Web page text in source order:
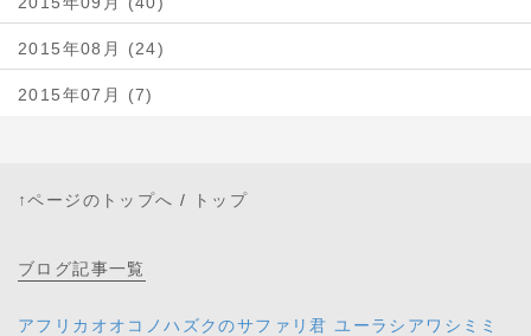
2015年08月 (24)
2015年07月 (7)
↑ページのトップへ / トップ
ブログ記事一覧
アフリカオオコノハズクのサファリ君 ユーラシアワシミミ